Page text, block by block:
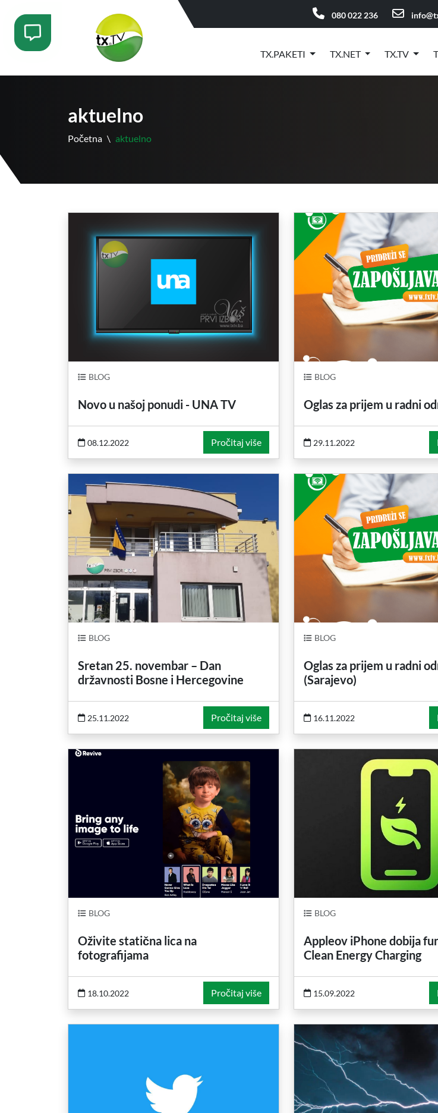
080 022 236
TX.PAKETI TX.NET TX.TV
aktuelno
Početna \ aktuelno
BLOG
Novo u našoj ponudi - UNA TV
08.12.2022 Pročitaj više
BLOG
Oglas za prijem u radni
29.11.2022
BLOG
Sretan 25. novembar – Dan
državnosti Bosne i Hercegovine
25.11.2022 Pročitaj više
BLOG
Oglas za prijem u radni
(Sarajevo)
16.11.2022
BLOG
Oživite statična lica na
fotografijama
18.10.2022 Pročitaj više
BLOG
Appleov iPhone dobija
Clean Energy Charging
15.09.2022